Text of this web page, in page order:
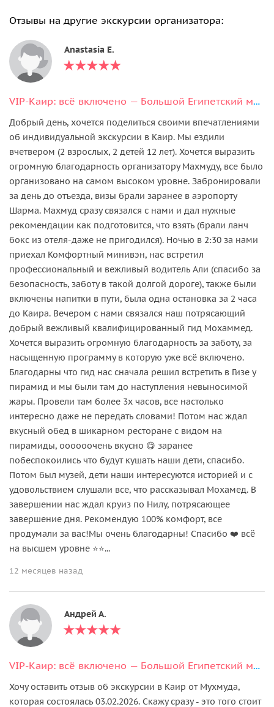
Отзывы на другие экскурсии организатора:
Anastasia E.
VIP-Каир: всё включено — Большой Египетский музей, пирамиды и обед с видом
Добрый день, хочется поделиться своими впечатлениями
об индивидуальной экскурсии в Каир. Мы ездили
вчетвером (2 взрослых, 2 детей 12 лет). Хочется выразить
огромную благодарность организатору Махмуду, все было
организовано на самом высоком уровне. Забронировали
за день до отъезда, визы брали заранее в аэропорту
Шарма. Махмуд сразу связался с нами и дал нужные
рекомендации как подготовится, что взять (брали ланч
бокс из отеля-даже не пригодился). Ночью в 2:30 за нами
приехал Комфортный минивэн, нас встретил
профессиональный и вежливый водитель Али (спасибо за
безопасность, заботу в такой долгой дороге), также были
включены напитки в пути, была одна остановка за 2 часа
до Каира. Вечером с нами связался наш потрясающий
добрый вежливый квалифицированный гид Мохаммед.
Хочется выразить огромную благодарность за заботу, за
насыщенную программу в которую уже всё включено.
Благодарны что гид нас сначала решил встретить в Гизе у
пирамид и мы были там до наступления невыносимой
жары. Провели там более 3х часов, все настолько
интересно даже не передать словами! Потом нас ждал
вкусный обед в шикарном ресторане с видом на
пирамиды, оооооочень вкусно 😋 заранее
побеспокоились что будут кушать наши дети, спасибо.
Потом был музей, дети наши интересуются историей и с
удовольствием слушали все, что рассказывал Мохамед. В
завершении нас ждал круиз по Нилу, потрясающее
завершение дня. Рекомендую 100% комфорт, все
продумали за вас!Мы очень благодарны! Спасибо ❤️ всё
на высшем уровне ⭐️⭐️...
12 месяцев назад
Андрей А.
VIP-Каир: всё включено — Большой Египетский музей, пирамиды и обед с видом
Хочу оставить отзыв об экскурсии в Каир от Мухмуда,
которая состоялась 03.02.2026. Скажу сразу - это того стоит